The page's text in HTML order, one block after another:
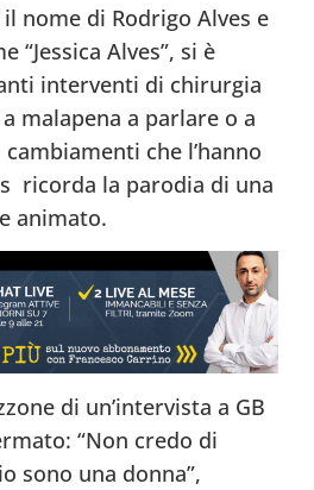
nome di Rodrigo Alves e
“Jessica Alves”, si è
interventi di chirurgia
malapena a parlare o a
che l’hanno
ricorda la parodia di una
animato.
di un’intervista a GB
“Non credo di
sono una donna”,